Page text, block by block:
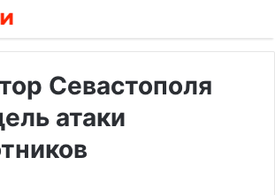
Севастополя
атаки